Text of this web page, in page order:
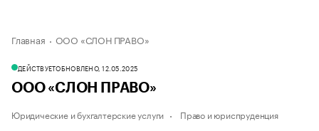
Главная ООО «СЛОН ПРАВО»
ДЕЙСТВУЕТОБНОВЛЕНО, 12.05.2025
ООО «СЛОН ПРАВО»
Юридические и бухгалтерские услуги Право и юриспруденция